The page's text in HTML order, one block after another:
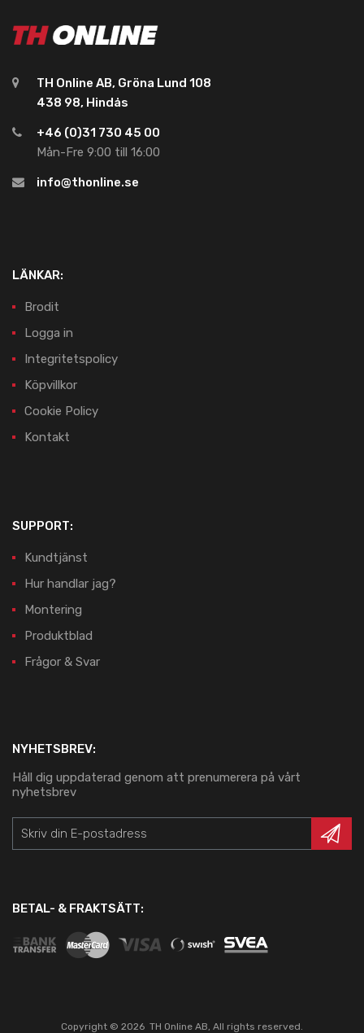
TH Online AB, Gröna Lund 108
438 98, Hindås
+46 (0)31 730 45 00
Mån-Fre 9:00 till 16:00
info@thonline.se
LÄNKAR:
Brodit
Logga in
Integritetspolicy
Köpvillkor
Cookie Policy
Kontakt
SUPPORT:
Kundtjänst
Hur handlar jag?
Montering
Produktblad
Frågor & Svar
NYHETSBREV:
Håll dig uppdaterad genom att prenumerera på vårt
nyhetsbrev
BETAL- & FRAKTSÄTT:
Copyright © 2026 TH Online AB, All rights reserved.